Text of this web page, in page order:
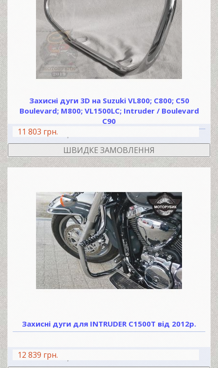
Захисні дуги 3D на Suzuki VL800; C800; C50
Boulevard; М800; VL1500LC; Intruder / Boulevard
C90
11 803 грн.
ШВИДКЕ ЗАМОВЛЕННЯ
Захисні дуги для INTRUDER C1500T від 2012р.
12 839 грн.